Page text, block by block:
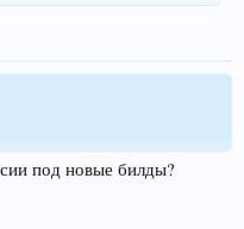
под новые билды?